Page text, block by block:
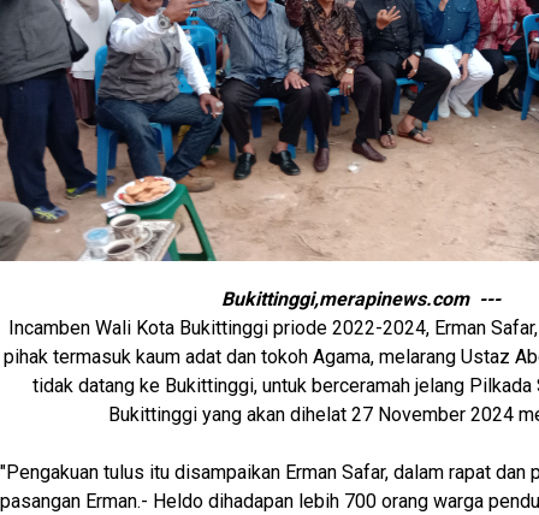
Bukittinggi,merapinews.com ---
Incamben Wali Kota Bukittinggi priode 2022-2024, Erman
pihak termasuk kaum adat dan tokoh Agama, melarang Ustaz
tidak datang ke Bukittinggi, untuk berceramah jelang
Bukittinggi yang akan dihelat 27 November 2024
"Pengakuan tulus itu disampaikan Erman Safar, dalam rapat dan
pasangan Erman.- Heldo dihadapan lebih 700 orang warga